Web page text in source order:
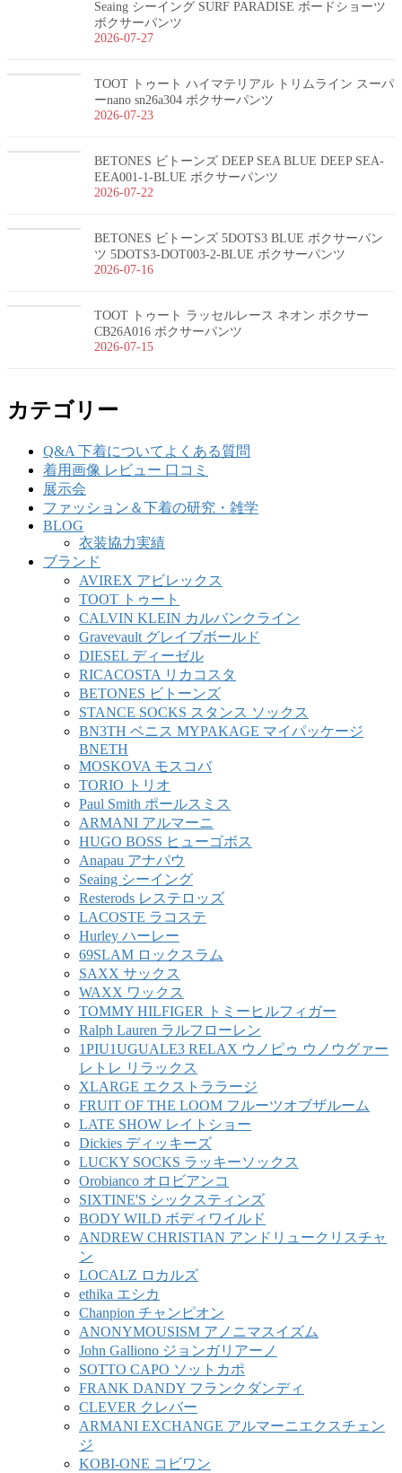
Seaing シーイング SURF PARADISE ボードショーツ
ボクサーパンツ
2026-07-27
TOOT トゥート ハイマテリアル トリムライン スーパ
ーnano sn26a304 ボクサーパンツ
2026-07-23
BETONES ビトーンズ DEEP SEA BLUE DEEP SEA-
EEA001-1-BLUE ボクサーパンツ
2026-07-22
BETONES ビトーンズ 5DOTS3 BLUE ボクサーパン
ツ 5DOTS3-DOT003-2-BLUE ボクサーパンツ
2026-07-16
TOOT トゥート ラッセルレース ネオン ボクサー
CB26A016 ボクサーパンツ
2026-07-15
カテゴリー
Q&A 下着についてよくある質問
着用画像 レビュー 口コミ
展示会
ファッション＆下着の研究・雑学
BLOG
衣装協力実績
ブランド
AVIREX アビレックス
TOOT トゥート
CALVIN KLEIN カルバンクライン
Gravevault グレイブボールド
DIESEL ディーゼル
RICACOSTA リカコスタ
BETONES ビトーンズ
STANCE SOCKS スタンス ソックス
BN3TH ベニス MYPAKAGE マイパッケージ
BNETH
MOSKOVA モスコバ
TORIO トリオ
Paul Smith ポールスミス
ARMANI アルマーニ
HUGO BOSS ヒューゴボス
Anapau アナパウ
Seaing シーイング
Resterods レステロッズ
LACOSTE ラコステ
Hurley ハーレー
69SLAM ロックスラム
SAXX サックス
WAXX ワックス
TOMMY HILFIGER トミーヒルフィガー
Ralph Lauren ラルフローレン
1PIU1UGUALE3 RELAX ウノピゥ ウノウグァー
レトレ リラックス
XLARGE エクストララージ
FRUIT OF THE LOOM フルーツオブザルーム
LATE SHOW レイトショー
Dickies ディッキーズ
LUCKY SOCKS ラッキーソックス
Orobianco オロビアンコ
SIXTINE'S シックスティンズ
BODY WILD ボディワイルド
ANDREW CHRISTIAN アンドリュークリスチャ
ン
LOCALZ ロカルズ
ethika エシカ
Chanpion チャンピオン
ANONYMOUSISM アノニマスイズム
John Galliono ジョンガリアーノ
SOTTO CAPO ソットカポ
FRANK DANDY フランクダンディ
CLEVER クレバー
ARMANI EXCHANGE アルマーニエクスチェン
ジ
KOBI-ONE コビワン